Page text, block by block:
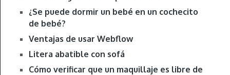
¿Se puede dormir un bebé en un cochecito
de bebé?
Ventajas de usar Webflow
Litera abatible con sofá
Cómo verificar que un maquillaje es libre de